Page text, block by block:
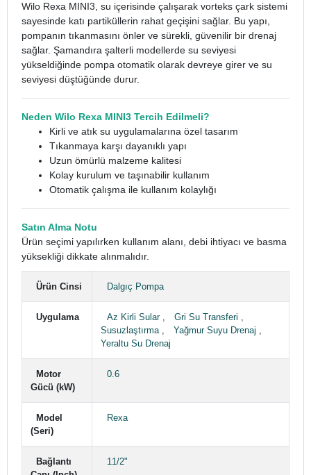
Wilo Rexa MINI3, su içerisinde çalışarak vorteks çark sistemi
sayesinde katı partiküllerin rahat geçişini sağlar. Bu yapı,
pompanın tıkanmasını önler ve sürekli, güvenilir bir drenaj
sağlar. Şamandıra şalterli modellerde su seviyesi
yükseldiğinde pompa otomatik olarak devreye girer ve su
seviyesi düştüğünde durur.
Neden Wilo Rexa MINI3 Tercih Edilmeli?
Kirli ve atık su uygulamalarına özel tasarım
Tıkanmaya karşı dayanıklı yapı
Uzun ömürlü malzeme kalitesi
Kolay kurulum ve taşınabilir kullanım
Otomatik çalışma ile kullanım kolaylığı
Satın Alma Notu
Ürün seçimi yapılırken kullanım alanı, debi ihtiyacı ve basma
yüksekliği dikkate alınmalıdır.
Ürün Cinsi Dalgıç Pompa
Uygulama Az Kirli Sular, Gri Su Transferi ,
Susuzlaştırma, Yağmur Suyu Drenaj ,
Yeraltu Su Drenaj
Motor
Gücü (kW)
0.6
Model
(Seri)
Rexa
Bağlantı
11/2"